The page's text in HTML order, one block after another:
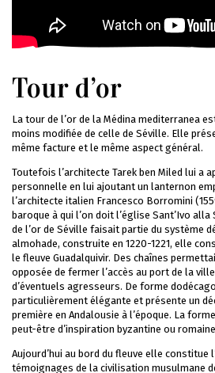
Tour d’or
La tour de l’or de la Médina mediterranea
moins modifiée de celle de Séville. Elle
même facture et le même aspect général.
Toutefois l’architecte Tarek ben Miled lui a
personnelle en lui ajoutant un lanternon
l’architecte italien Francesco Borromini
baroque à qui l’on doit l’église Sant’Ivo
de l’or de Séville faisait partie du système
almohade, construite en 1220-1221, elle
le fleuve Guadalquivir. Des chaînes
opposée de fermer l’accès au port de la
d’éventuels agresseurs. De forme
particulièrement élégante et présente un
première en Andalousie à l’époque. La
peut-être d’inspiration byzantine ou
Aujourd’hui au bord du fleuve elle constitue
témoignages de la civilisation musulmane